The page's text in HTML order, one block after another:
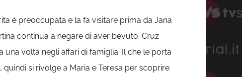
è preoccupata e la fa visitare prima da Jana
continua a negare di aver bevuto. Cruz
volta negli affari di famiglia. Il che le porta
si rivolge a Maria e Teresa per scoprire